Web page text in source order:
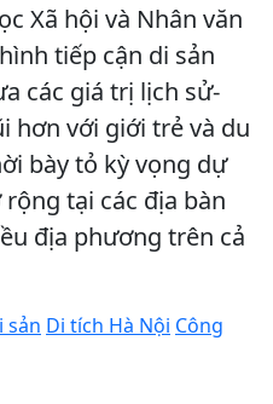
Xã hội và Nhân văn
tiếp cận di sản
các giá trị lịch sử-
hơn với giới trẻ và du
bày tỏ kỳ vọng dự
tại các địa bàn
địa phương trên cả
sản Di tích Hà Nội Công